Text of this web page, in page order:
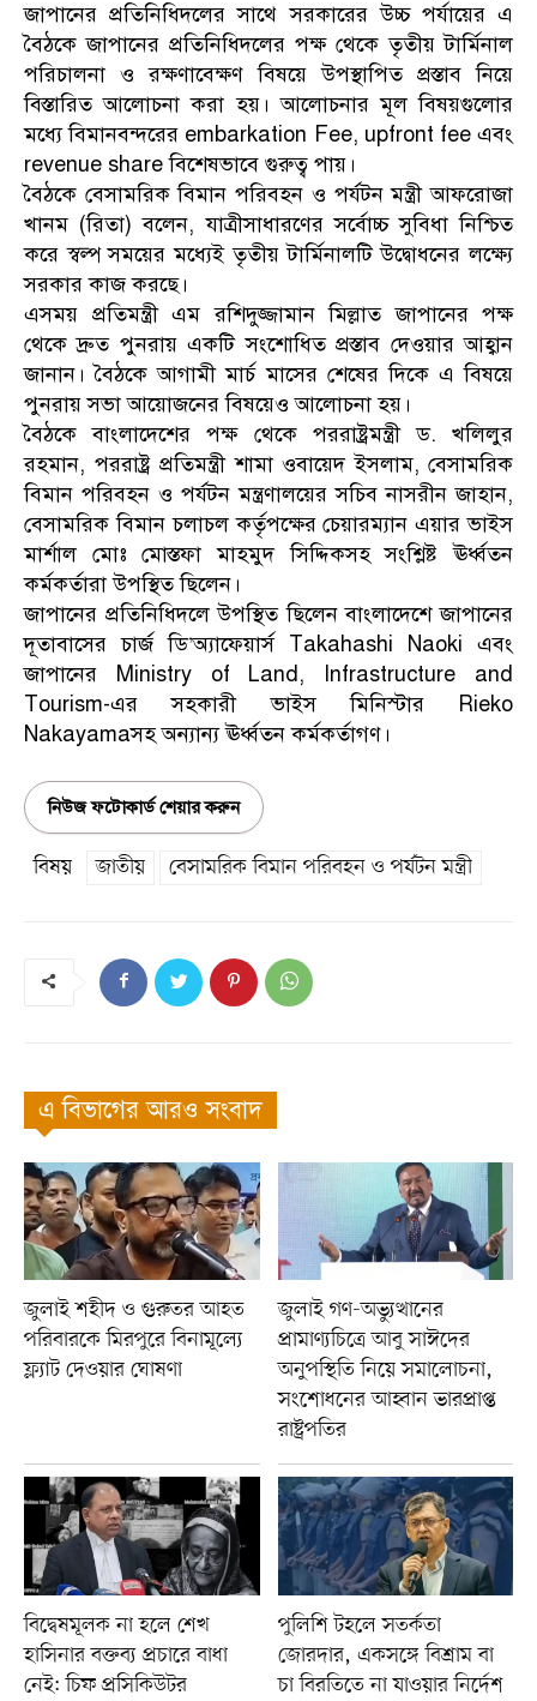
জাপানের প্রতিনিধিদলের সাথে সরকারের উচ্চ পর্যায়ের এ
বৈঠকে জাপানের প্রতিনিধিদলের পক্ষ থেকে তৃতীয় টার্মিনাল
পরিচালনা ও রক্ষণাবেক্ষণ বিষয়ে উপস্থাপিত প্রস্তাব নিয়ে
বিস্তারিত আলোচনা করা হয়। আলোচনার মূল বিষয়গুলোর
মধ্যে বিমানবন্দরের embarkation Fee, upfront fee এবং
revenue share বিশেষভাবে গুরুত্ব পায়।
বৈঠকে বেসামরিক বিমান পরিবহন ও পর্যটন মন্ত্রী আফরোজা
খানম (রিতা) বলেন, যাত্রীসাধারণের সর্বোচ্চ সুবিধা নিশ্চিত
করে স্বল্প সময়ের মধ্যেই তৃতীয় টার্মিনালটি উদ্বোধনের লক্ষ্যে
সরকার কাজ করছে।
এসময় প্রতিমন্ত্রী এম রশিদুজ্জামান মিল্লাত জাপানের পক্ষ
থেকে দ্রুত পুনরায় একটি সংশোধিত প্রস্তাব দেওয়ার আহ্বান
জানান। বৈঠকে আগামী মার্চ মাসের শেষের দিকে এ বিষয়ে
পুনরায় সভা আয়োজনের বিষয়েও আলোচনা হয়।
বৈঠকে বাংলাদেশের পক্ষ থেকে পররাষ্ট্রমন্ত্রী ড. খলিলুর
রহমান, পররাষ্ট্র প্রতিমন্ত্রী শামা ওবায়েদ ইসলাম, বেসামরিক
বিমান পরিবহন ও পর্যটন মন্ত্রণালয়ের সচিব নাসরীন জাহান,
বেসামরিক বিমান চলাচল কর্তৃপক্ষের চেয়ারম্যান এয়ার ভাইস
মার্শাল মোঃ মোস্তফা মাহমুদ সিদ্দিকসহ সংশ্লিষ্ট ঊর্ধ্বতন
কর্মকর্তারা উপস্থিত ছিলেন।
জাপানের প্রতিনিধিদলে উপস্থিত ছিলেন বাংলাদেশে জাপানের
দূতাবাসের চার্জ ডি’অ্যাফেয়ার্স Takahashi Naoki এবং
জাপানের Ministry of Land, Infrastructure and
Tourism-এর সহকারী ভাইস মিনিস্টার Rieko
Nakayamaসহ অন্যান্য ঊর্ধ্বতন কর্মকর্তাগণ।
নিউজ ফটোকার্ড শেয়ার করুন
বিষয় জাতীয় বেসামরিক বিমান পরিবহন ও পর্যটন মন্ত্রী
এ বিভাগের আরও সংবাদ
জুলাই শহীদ ও গুরুতর আহত
পরিবারকে মিরপুরে বিনামূল্যে
ফ্ল্যাট দেওয়ার ঘোষণা
জুলাই গণ-অভ্যুত্থানের
প্রামাণ্যচিত্রে আবু সাঈদের
অনুপস্থিতি নিয়ে সমালোচনা,
সংশোধনের আহ্বান ভারপ্রাপ্ত
রাষ্ট্রপতির
বিদ্বেষমূলক না হলে শেখ
হাসিনার বক্তব্য প্রচারে বাধা
নেই: চিফ প্রসিকিউটর
পুলিশি টহলে সতর্কতা
জোরদার, একসঙ্গে বিশ্রাম বা
চা বিরতিতে না যাওয়ার নির্দেশ